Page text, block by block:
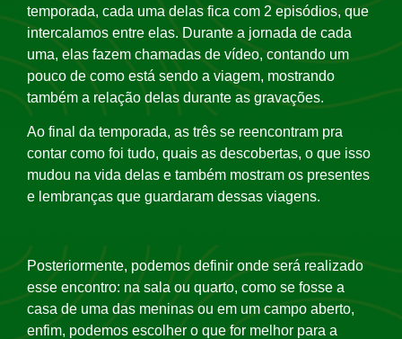
temporada, cada uma delas fica com 2 episódios, que
intercalamos entre elas. Durante a jornada de cada
uma, elas fazem chamadas de vídeo, contando um
pouco de como está sendo a viagem, mostrando
também a relação delas durante as gravações.
Ao final da temporada, as três se reencontram pra
contar como foi tudo, quais as descobertas, o que isso
mudou na vida delas e também mostram os presentes
e lembranças que guardaram dessas viagens.
Posteriormente, podemos definir onde será realizado
esse encontro: na sala ou quarto, como se fosse a
casa de uma das meninas ou em um campo aberto,
enfim, podemos escolher o que for melhor para a